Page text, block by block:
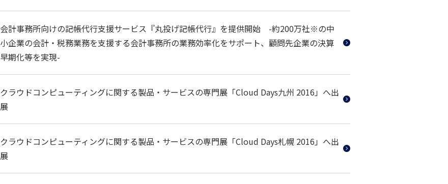
会計事務所向けの記帳代行支援サービス『丸投げ記帳代行』を提供開始 -約200万社※の中
小企業の会計・税務業務を支援する会計事務所の業務効率化をサポート、顧問先企業の決算
早期化等を実現-
クラウドコンピューティングに関する製品・サービスの専門展「Cloud Days九州 2016」へ出
展
クラウドコンピューティングに関する製品・サービスの専門展「Cloud Days札幌 2016」へ出
展